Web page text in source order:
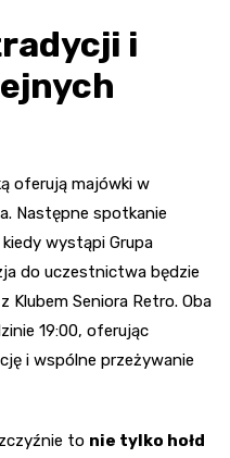
i
oferują majówki w
Następne spotkanie
wystąpi Grupa
do uczestnictwa będzie
Klubem Seniora Retro. Oba
19:00, oferując
i wspólne przeżywanie
to nie tylko hołd